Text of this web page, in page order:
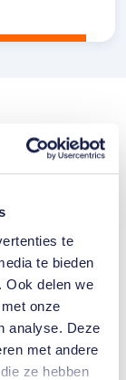
te
te bieden
Ook delen we
onze
analyse. Deze
met andere
ze hebben
er